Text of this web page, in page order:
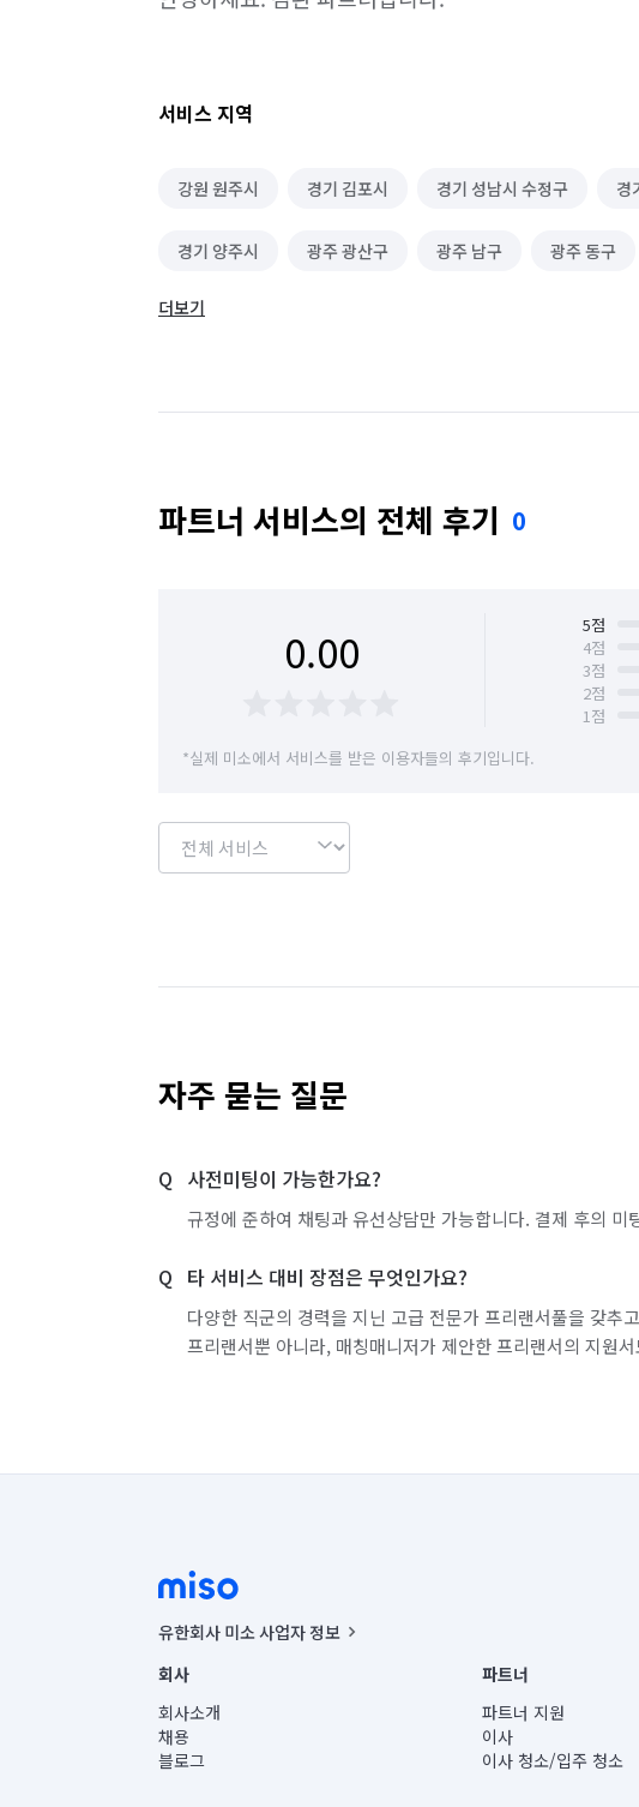
서비스 지역
강원 원주시 경기 김포시 경기 성남시 수정구 경
경기 양주시 광주 광산구 광주 남구 광주 동구
대전 대덕구
서울 영등포구 서울 용산구 서울 은평구
더보기
파트너 서비스의 전체 후기 0
0.00 5점
4점
3점
2점
1점
*실제 미소에서 서비스를 받은 이용자들의 후기입니다.
자주 묻는 질문
사전미팅이 가능한가요?
규정에 준하여 채팅과 유선상담만 가능합니다. 결제 후의 미
타 서비스 대비 장점은 무엇인가요?
다양한 직군의 경력을 지닌 고급 전문가 프리랜서풀을 갖추
프리랜서뿐 아니라, 매칭매니저가 제안한 프리랜서의 지원
유한회사 미소 사업자 정보
사업자등록번호 : 291-87-00271 | 인허가번호 : 2016-3220163-14-5-
통신판매신고번호 : 2024-서울종로-1400(공정거래위원회 정보) |
대표이사 : CHING VICTOR COLUMBIA RHEE
주소 | 본사: 서울특별시 종로구 율곡로 6(중학동, 트윈트리빌딩) B동 5층
컨택센터 : 서울특별시 종로구 수송동 율곡로 24, 7층, 8층 미소
회사
회사소개
채용
블로그
파트너
파트너 지원
이사
이사 청소/입주 청소